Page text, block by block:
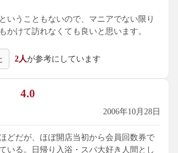
いうこともないので、マニアでない限り
かけて訪れなくても良いと思います。
2人が参考にしています
4.0
2006年10月28日
どだが、ほぼ開店当初から会員回数券で
いる。日帰り入浴・スパ大好き人間とし